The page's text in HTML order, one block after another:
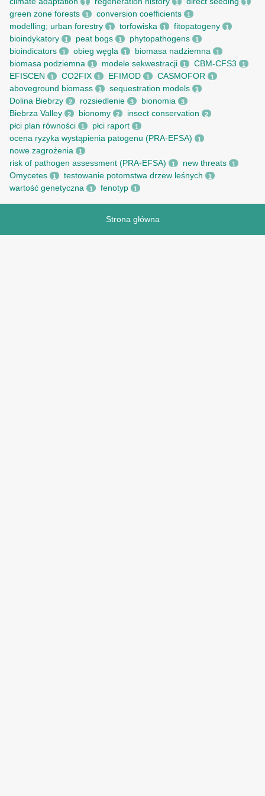
1 1 1
green zone forests 1 conversion coefficients 1
modelling; urban forestry 1 torfowiska 1 fitopatogeny 1
bioindykatory 1 peat bogs 1 phytopathogens 1
bioindicators 1 obieg węgla 1 biomasa nadziemna 1
biomasa podziemna 1 modele sekwestracji 1 CBM-CFS3 1
EFISCEN 1 CO2FIX 1 EFIMOD 1 CASMOFOR 1
aboveground biomass 1 sequestration models 1
Dolina Biebrzy 2 rozsiedlenie 3 bionomia 3
Biebrza Valley 2 bionomy 2 insect conservation 2
płci plan równości 1 płci raport 1
ocena ryzyka wystąpienia patogenu (PRA-EFSA) 1
nowe zagrożenia 1
risk of pathogen assessment (PRA-EFSA) 1 new threats 1
Omycetes 1 testowanie potomstwa drzew leśnych 1
wartość genetyczna 1 fenotyp 1
Strona główna